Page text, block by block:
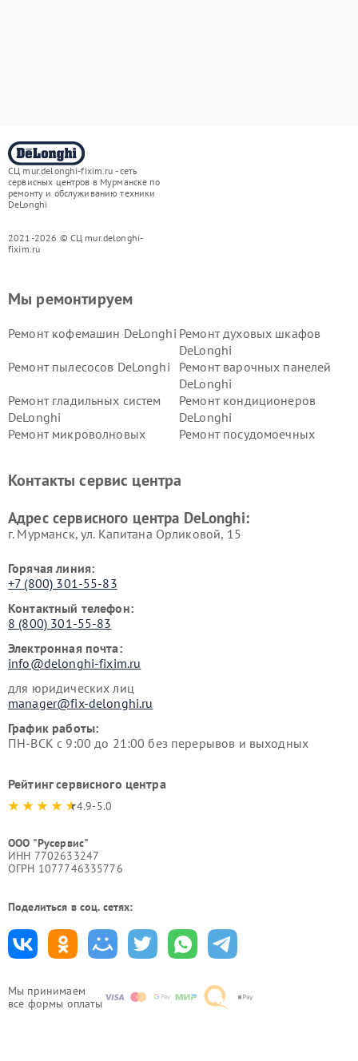
СЦ mur.delonghi-fixim.ru - сеть
сервисных центров в Мурманске по
ремонту и обслуживанию техники
DeLonghi
2021-2026 © СЦ mur.delonghi-
fixim.ru
Мы принимаем
все формы оплаты
Мы ремонтируем
Ремонт кофемашин DeLonghi Ремонт духовых шкафов
DeLonghi
Ремонт пылесосов DeLonghi
Ремонт варочных панелей
DeLonghi
Ремонт гладильных систем
DeLonghi
Ремонт кондиционеров
DeLonghi
Ремонт микроволновых
Ремонт посудомоечных
DeLonghi
DeLonghi
Контакты сервис центра
Адрес сервисного центра DeLonghi:
г. Мурманск, ул. Капитана Орликовой, 15
Горячая линия:
+7 (800) 301-55-83
Контактный телефон:
8 (800) 301-55-83
Электронная почта:
info@delonghi-fixim.ru
для юридических лиц
manager@fix-delonghi.ru
График работы:
ПН-ВСК с 9:00 до 21:00 без перерывов и выходных
Рейтинг сервисного центра
4.9-5.0
ООО "Русервис"
ИНН 7702633247
ОГРН 1077746335776
Поделиться в соц. сетях: